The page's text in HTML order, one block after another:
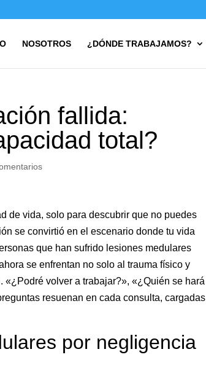
NOSOTROS ¿DÓNDE TRABAJAMOS?
fallida:
total?
de vida, solo para descubrir que no puedes
se convirtió en el escenario donde tu vida
que han sufrido lesiones medulares
se enfrentan no solo al trauma físico y
volver a trabajar?», «¿Quién se hará
resuenan en cada consulta, cargadas
por negligencia